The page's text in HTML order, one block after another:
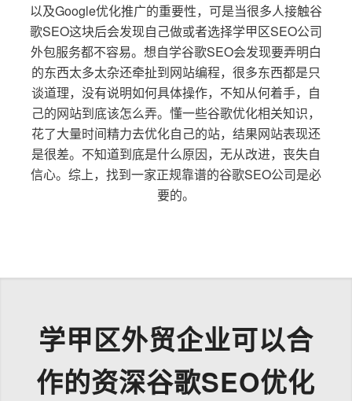
以及Google优化推广的重要性，可是当很多人接触谷
歌SEO这块后会发现自己做或者选择学甲区SEO公司
外包服务都不容易。想自学谷歌SEO会发现要弄明白
的东西太多太杂还牵扯到网站编程，很多东西都是只
谈道理，没有说明如何具体操作，不知从何着手，自
己的网站到底该怎么弄。懂一些谷歌优化相关知识，
花了大量时间精力去优化自己的站，结果网站表现还
是很差。不知道到底是什么原因，无从改进，丧失自
信心。综上，找到一家正规靠谱的谷歌SEO公司是必
要的。
学甲区外贸企业可以合
作的资深谷歌SEO优化